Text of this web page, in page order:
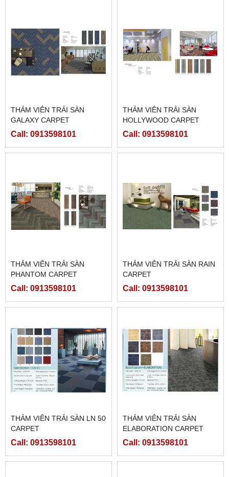
THẢM VIÊN TRẢI SÀN
GALAXY CARPET
Call: 0913598101
THẢM VIÊN TRẢI SÀN
HOLLYWOOD CARPET
Call: 0913598101
THẢM VIÊN TRẢI SÀN
PHANTOM CARPET
Call: 0913598101
THẢM VIÊN TRẢI SÀN RAIN
CARPET
Call: 0913598101
THẢM VIÊN TRẢI SÀN LN 50
CARPET
Call: 0913598101
THẢM VIÊN TRẢI SÀN
ELABORATION CARPET
Call: 0913598101